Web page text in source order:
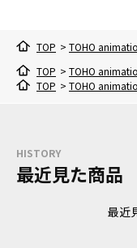
TOP > TOHO
TOP > TOHO
TOP > TOHO
HISTORY
最近見た商品
最近